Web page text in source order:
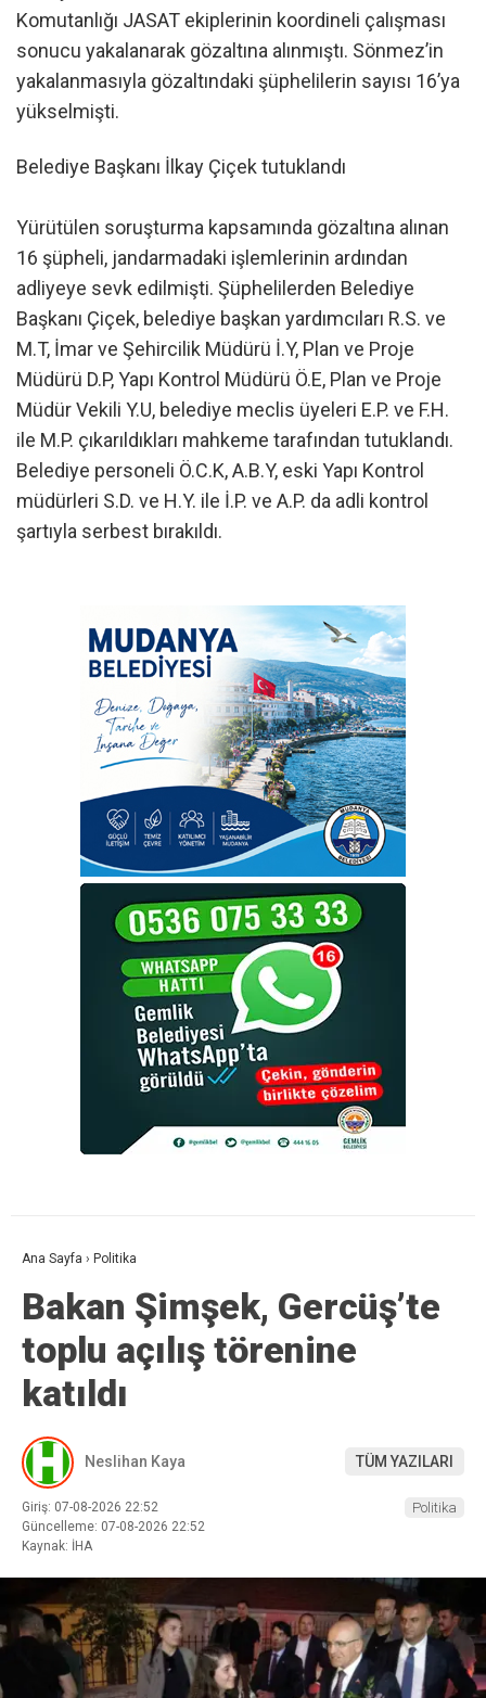
Komutanlığı JASAT ekiplerinin koordineli çalışması
sonucu yakalanarak gözaltına alınmıştı. Sönmez’in
yakalanmasıyla gözaltındaki şüphelilerin sayısı 16’ya
yükselmişti.
Belediye Başkanı İlkay Çiçek tutuklandı
Yürütülen soruşturma kapsamında gözaltına alınan
16 şüpheli, jandarmadaki işlemlerinin ardından
adliyeye sevk edilmişti. Şüphelilerden Belediye
Başkanı Çiçek, belediye başkan yardımcıları R.S. ve
M.T, İmar ve Şehircilik Müdürü İ.Y, Plan ve Proje
Müdürü D.P, Yapı Kontrol Müdürü Ö.E, Plan ve Proje
Müdür Vekili Y.U, belediye meclis üyeleri E.P. ve F.H.
ile M.P. çıkarıldıkları mahkeme tarafından tutuklandı.
Belediye personeli Ö.C.K, A.B.Y, eski Yapı Kontrol
müdürleri S.D. ve H.Y. ile İ.P. ve A.P. da adli kontrol
şartıyla serbest bırakıldı.
Ana Sayfa › Politika
Bakan Şimşek, Gercüş’te
toplu açılış törenine
katıldı
Neslihan Kaya TÜM YAZILARI
Giriş: 07-08-2026 22:52
Güncelleme: 07-08-2026 22:52
Kaynak: İHA
Politika